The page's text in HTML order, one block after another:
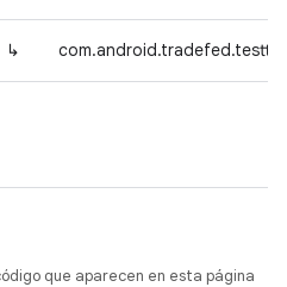
↳
que aparecen en esta página